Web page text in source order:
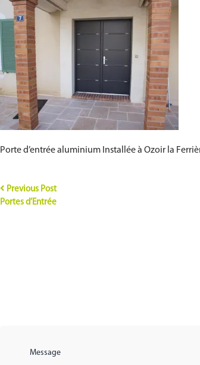
Porte d’entrée aluminium Installée à Ozoir la
Previous Post
Portes d’Entrée
Message